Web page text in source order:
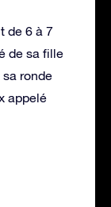
de 6 à 7
de sa fille
ronde
appelé